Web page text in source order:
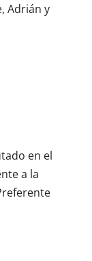
Adrián y
en el
a la